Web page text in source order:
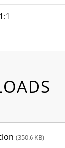
1:1
(350.6 KB)